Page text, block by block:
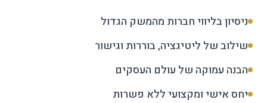
ניסיון בליווי חברות מהמשק הגדול
שילוב של ליטיגציה, בוררות וגישור
הבנה עמוקה של עולם העסקים
יחס אישי ומקצועי ללא פשרות